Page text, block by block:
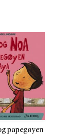
papegøyen